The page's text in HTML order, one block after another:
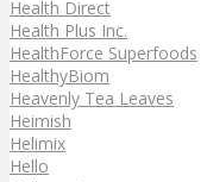
Health Direct
Health Plus Inc.
HealthForce Superfoods
HealthyBiom
Heavenly Tea Leaves
Heimish
Helimix
Hello